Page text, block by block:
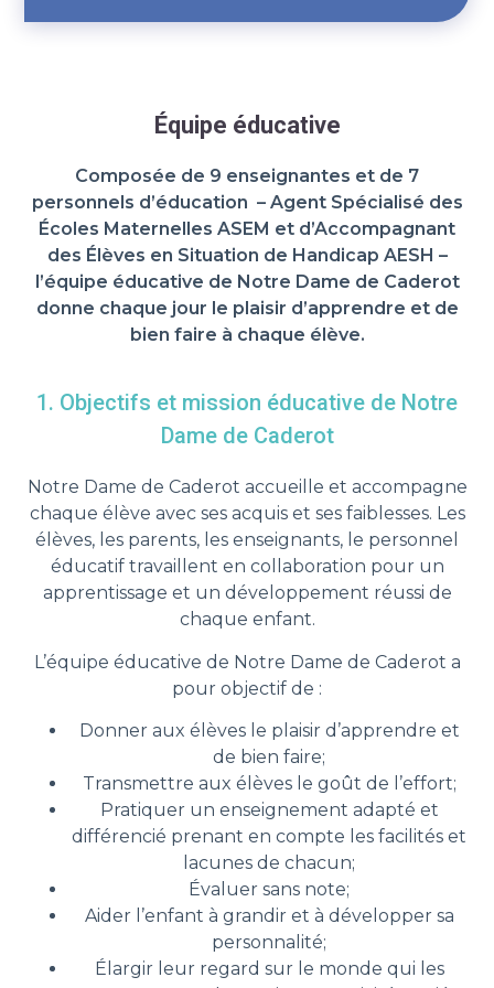
Équipe éducative
Composée de 9 enseignantes et de 7
personnels d’éducation – Agent Spécialisé des
Écoles Maternelles ASEM et d’Accompagnant
des Élèves en Situation de Handicap AESH –
l’équipe éducative de Notre Dame de Caderot
donne chaque jour le plaisir d’apprendre et de
bien faire à chaque élève.
1. Objectifs et mission éducative de Notre
Dame de Caderot
Notre Dame de Caderot accueille et accompagne
chaque élève avec ses acquis et ses faiblesses. Les
élèves, les parents, les enseignants, le personnel
éducatif travaillent en collaboration pour un
apprentissage et un développement réussi de
chaque enfant.
L’équipe éducative de Notre Dame de Caderot a
pour objectif de :
Donner aux élèves le plaisir d’apprendre et
de bien faire;
Transmettre aux élèves le goût de l’effort;
Pratiquer un enseignement adapté et
différencié prenant en compte les facilités et
lacunes de chacun;
Évaluer sans note;
Aider l’enfant à grandir et à développer sa
personnalité;
Élargir leur regard sur le monde qui les